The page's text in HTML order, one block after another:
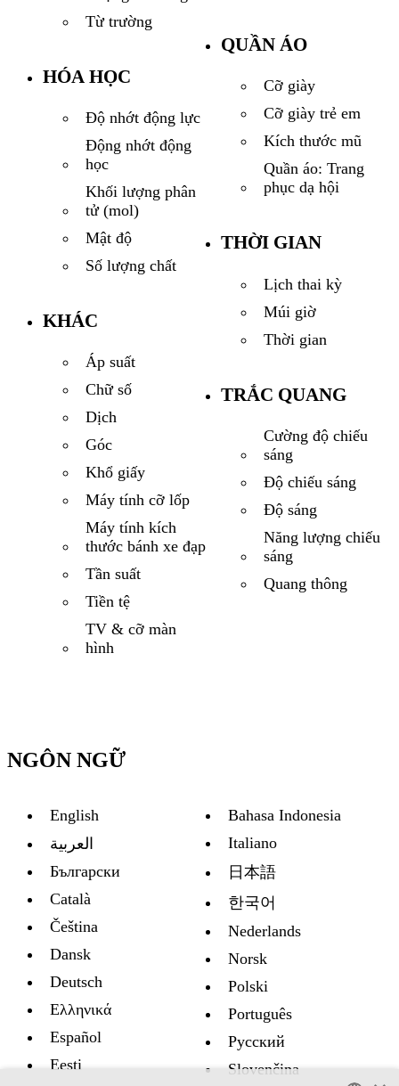
Từ trường
HÓA HỌC
Độ nhớt động lực
Động nhớt động
học
Khối lượng phân
tử (mol)
Mật độ
Số lượng chất
KHÁC
Áp suất
Chữ số
Dịch
Góc
Khổ giấy
Máy tính cỡ lốp
Máy tính kích
thước bánh xe đạp
Tần suất
Tiền tệ
TV & cỡ màn
hình
QUẦN ÁO
Cỡ giày
Cỡ giày trẻ em
Kích thước mũ
Quần áo: Trang
phục dạ hội
THỜI GIAN
Lịch thai kỳ
Múi giờ
Thời gian
TRẮC QUANG
Cường độ chiếu
sáng
Độ chiếu sáng
Độ sáng
Năng lượng chiếu
sáng
Quang thông
NGÔN NGỮ
English
العربية
Български
Català
Čeština
Dansk
Deutsch
Ελληνικά
Español
Eesti
Bahasa Indonesia
Italiano
日本語
한국어
Nederlands
Norsk
Polski
Português
Русский
Slovenčina